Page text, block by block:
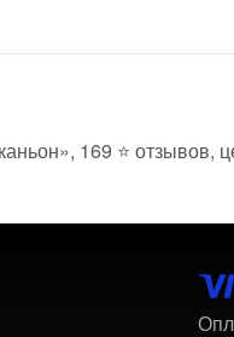
169 ⭐